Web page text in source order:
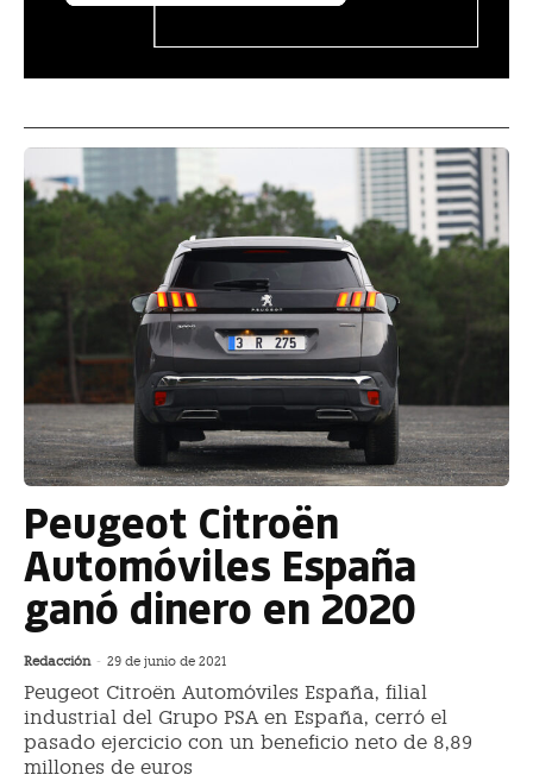
Peugeot Citroën
Automóviles España
ganó dinero en 2020
Redacción - 29 de junio de 2021
Peugeot Citroën Automóviles España, filial
industrial del Grupo PSA en España, cerró el
pasado ejercicio con un beneficio neto de 8,89
millones de euros